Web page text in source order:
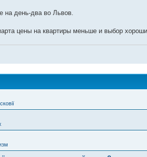
на день-два во Львов.
цены на квартиры меньше и выбор